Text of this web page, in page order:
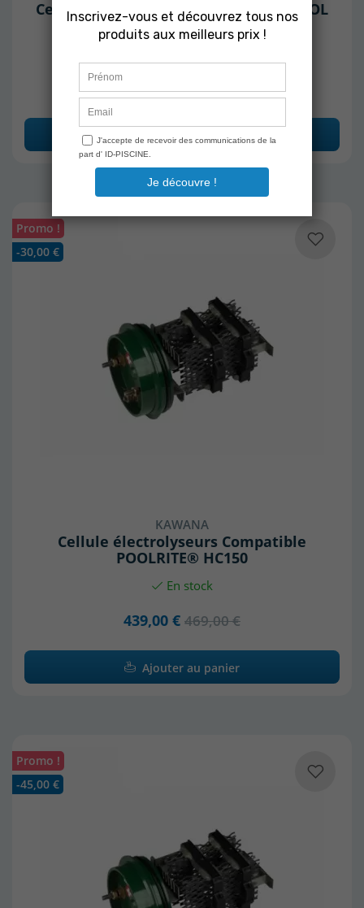
Cellule électrolyseurs Compatible POOL
RITE® 3000 Self cleaning SC160
519,00 €
Ajouter au panier
KAWANA
Cellule électrolyseurs Compatible
POOLRITE® HC150
En stock
439,00 € 469,00 €
Promo !
-30,00 €
Ajouter au panier
Promo !
-45,00 €